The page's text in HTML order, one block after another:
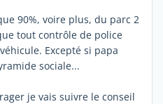
90%, voire plus, du parc 2
tout contrôle de police
Excepté si papa
sociale...
je vais suivre le conseil